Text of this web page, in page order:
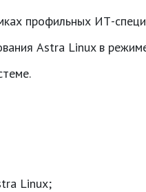
профильных ИТ-
Astra Linux в
Linux;